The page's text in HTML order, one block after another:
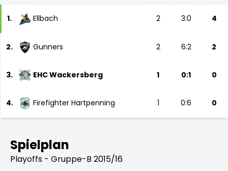
1. Ellbach 2 3:0 4
2. Gunners 2 6:2 2
3. EHC Wackersberg 1 0:1 0
4. Firefighter Hartpenning 1 0:6 0
Spielplan
Playoffs - Gruppe-B 2015/16